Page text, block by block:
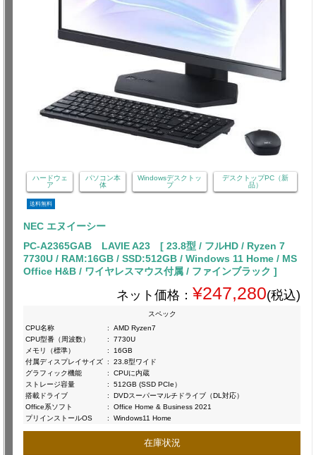
ハードウェ
ア
パソコン本
体
Windowsデスクトッ
プ
デスクトップPC（新
品）
送料無料
NEC エヌイーシー
PC-A2365GAB LAVIE A23 [ 23.8型 / フルHD / Ryzen 7
7730U / RAM:16GB / SSD:512GB / Windows 11 Home / MS
Office H&B / ワイヤレスマウス付属 / ファインブラック ]
ネット価格： ¥247,280(税込)
スペック
CPU名称
:
AMD Ryzen7
CPU型番（周波数）
:
7730U
メモリ（標準）
:
16GB
付属ディスプレイサイズ :
23.8型ワイド
グラフィック機能
:
CPUに内蔵
ストレージ容量
:
512GB (SSD PCIe）
搭載ドライブ
:
DVDスーパーマルチドライブ（DL対応）
Office系ソフト
:
Office Home & Business 2021
プリインストールOS
: Windows11 Home
在庫状況